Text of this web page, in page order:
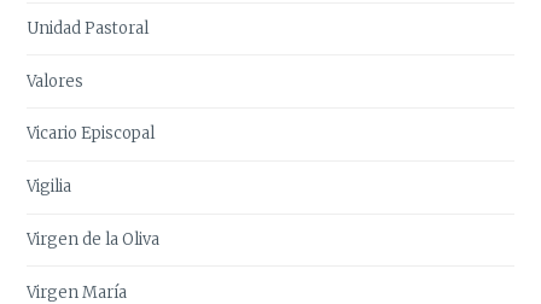
Unidad Pastoral
Valores
Vicario Episcopal
Vigilia
Virgen de la Oliva
Virgen María